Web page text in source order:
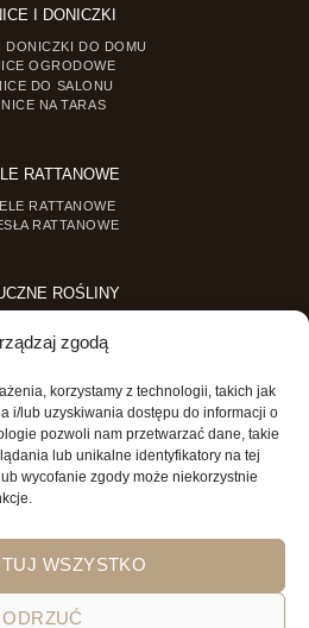
zgodą
korzystamy z technologii, takich jak
i/lub uzyskiwania dostępu do informacji o
pozwoli nam przetwarzać dane, takie
lub unikalne identyfikatory na tej
wycofanie zgody może niekorzystnie
WSZYSTKO
ODRZUĆ
I DONICZKI
DONICZKI DO DOMU
OGRODOWE
DO SALONU
NA TARAS
RATTANOWE
RATTANOWE
RATTANOWE
ROŚLINY
DONICZKOWE
OGRODY
DLA DZIECI